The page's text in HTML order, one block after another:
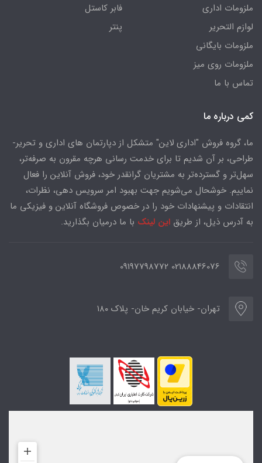
ملزومات اداری
لوازم التحریر
ملزومات بایگانی
ملزومات روی میز
تماس با ما
فابر کاستل
پنتر
کمی درباره ما
ما، گروه فروش "اداری لاین" متشکل از دپارتمان های اداری و تحریر-
طراحی، بر آن شدیم تا برای خدمت رسانی هرچه مقرون به صرفه‌تر،
سهل‌تر و گسترده‌تر به مشتریان گرانقدر خود، فروش آنلاین را فعال
نماییم. خوشحال می‌شویم جهت بهبود امر سرویس دهی، نظرات،
انتقادات و پیشنهادات خود را در خصوص فروشگاه آنلاین و فیزیکی ما
به آدرس ذیل، از طریق این لینک با ما درمیان بگذارید.
02188846076 09197798772
تهران- خیابان کریم خان- پلاک ۱۸۰